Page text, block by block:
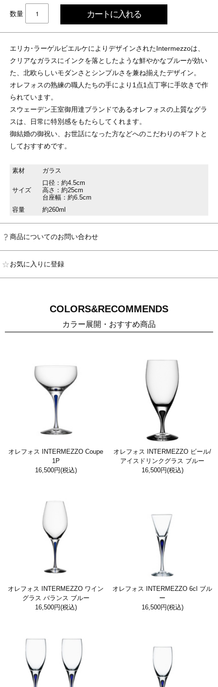
数量
エリカ･ラーゲルビエルケによりデザインされたIntermezzoは、
クリアなガラスにインクを落としたような鮮やかなブルーが効い
た、北欧らしいモダンさとシンプルさを兼ね揃えたデザイン。
オレフォスの熟練の職人たちの手により1点1点丁寧に手吹きで作
られています。
スウェーデン王室御用達ブランドであるオレフォスの上質なグラ
スは、日常に特別感をもたらしてくれます。
御結婚の御祝い、お世話になった方などへのこだわりのギフトと
しておすすめです。
素材 ガラス
サイズ
口径：約4.5cm
高さ：約25cm
台座幅：約6.5cm
容量
約260ml
商品についてのお問い合わせ
お気に入りに登録
COLORS&RECOMMENDS
カラー展開・おすすめ商品
オレフォス INTERMEZZO Coupe
1P
16,500円(税込)
オレフォス INTERMEZZO ビール/
アイスドリンクグラス ブルー
16,500円(税込)
オレフォス INTERMEZZO ワイン
グラス バランス ブルー
16,500円(税込)
オレフォス INTERMEZZO 6cl ブル
ー
16,500円(税込)